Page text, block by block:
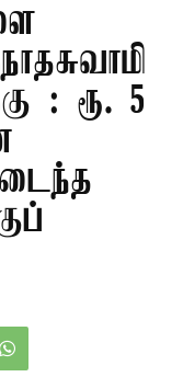
: ரூ. 5